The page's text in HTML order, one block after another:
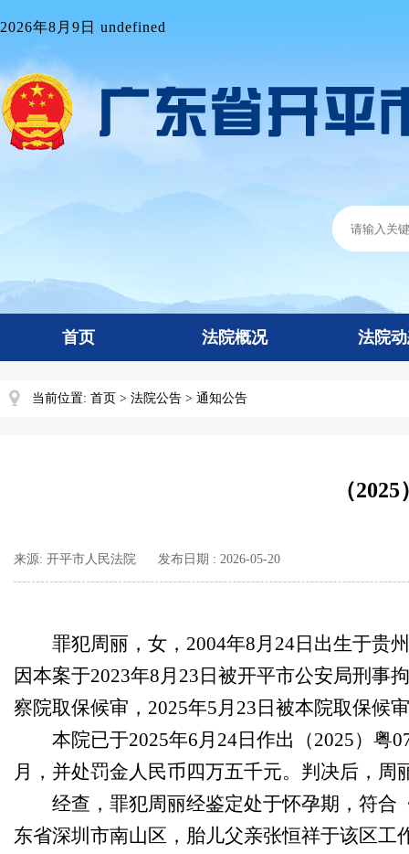
2026年8月9日 undefined
首页 法院概况 法院
当前位置: 首页 > 法院公告 > 通知公告
（
来源: 开平市人民法院 发布日期 : 2026-05-20
罪犯周丽，女，2004年8月24日出生于贵
因本案于2023年8月23日被开平市公安局刑事
察院取保候审，2025年5月23日被本院取保候
本院已于2025年6月24日作出（2025）粤
月，并处罚金人民币四万五千元。判决后，
经查，罪犯周丽经鉴定处于怀孕期，符
东省深圳市南山区，胎儿父亲张恒祥于该区